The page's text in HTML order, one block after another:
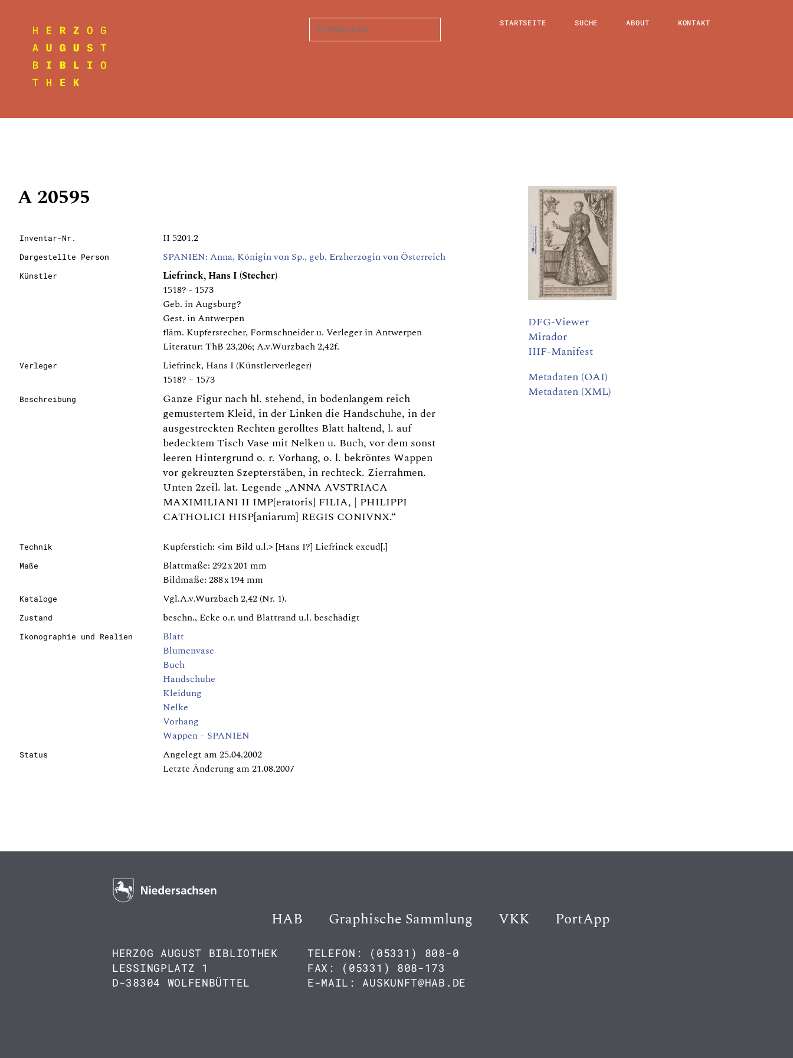
STARTSEITE SUCHE ABOUT KONTAKT
A 20595
Inventar-Nr. II 5201.2
Dargestellte Person SPANIEN: Anna, Königin von Sp., geb. Erzherzogin von Österreich
Künstler
Liefrinck, Hans I (Stecher)
1518? - 1573
Geb. in Augsburg?
Gest. in Antwerpen
fläm. Kupferstecher, Formschneider u. Verleger in Antwerpen
Literatur: ThB 23,206; A.v.Wurzbach 2,42f.
Verleger
Liefrinck, Hans I (Künstlerverleger)
1518? – 1573
Beschreibung
Ganze Figur nach hl. stehend, in bodenlangem reich
gemustertem Kleid, in der Linken die Handschuhe, in der
ausgestreckten Rechten gerolltes Blatt haltend, l. auf
bedecktem Tisch Vase mit Nelken u. Buch, vor dem sonst
leeren Hintergrund o. r. Vorhang, o. l. bekröntes Wappen
vor gekreuzten Szepterstäben, in rechteck. Zierrahmen.
Unten 2zeil. lat. Legende „ANNA AVSTRIACA
MAXIMILIANI II IMP[eratoris] FILIA, | PHILIPPI
CATHOLICI HISP[aniarum] REGIS CONIVNX.“
Technik Kupferstich: <im Bild u.l.> [Hans I?] Liefrinck excud[.]
Maße
Blattmaße: 292 x 201 mm
Bildmaße: 288 x 194 mm
Kataloge Vgl.A.v.Wurzbach 2,42 (Nr. 1).
Zustand beschn., Ecke o.r. und Blattrand u.l. beschädigt
Ikonographie und Realien
Blatt
Blumenvase
Buch
Handschuhe
Kleidung
Nelke
Vorhang
Wappen – SPANIEN
Status
Angelegt am 25.04.2002
Letzte Änderung am 21.08.2007
DFG-Viewer
Mirador
IIIF-Manifest
Metadaten (OAI)
Metadaten (XML)
HAB Graphische Sammlung VKK PortApp
HERZOG AUGUST BIBLIOTHEK
LESSINGPLATZ 1
D-38304 WOLFENBÜTTEL
TELEFON: (05331) 808-0
FAX: (05331) 808-173
E-MAIL: AUSKUNFT@HAB.DE